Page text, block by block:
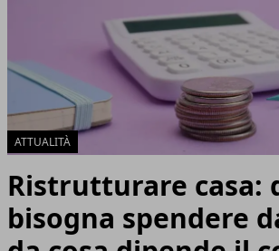
ATTUALITÀ
Ristrutturare casa:
bisogna spendere